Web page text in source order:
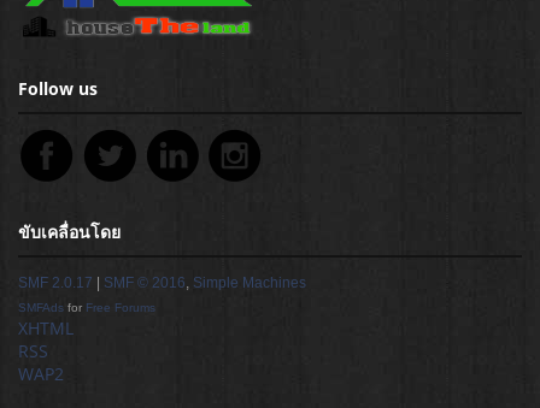
Follow us
ขับเคลื่อนโดย
SMF 2.0.17 SMF © 2016, Simple Machines
SMFAds for Free Forums
XHTML
RSS
WAP2